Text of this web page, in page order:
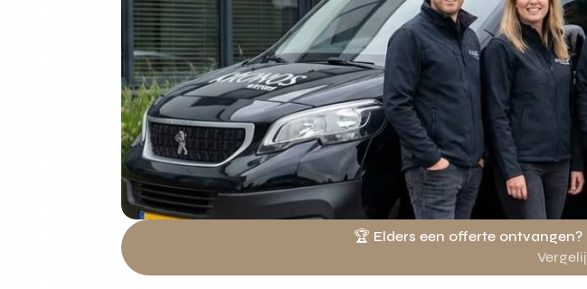
🏆 Elders een offerte